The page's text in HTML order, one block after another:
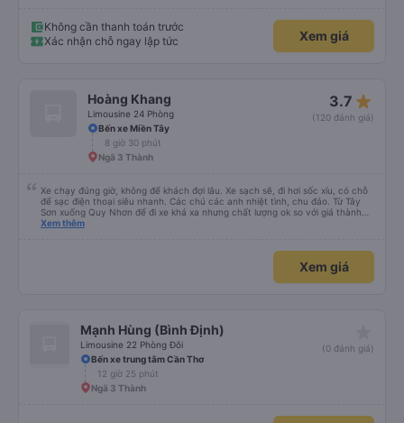
trung chuyển và lên xe lớn thì luôn hỗ trợ xách vali giùm tụi mình. Trên xe thì
có cả bánh và sữa miễn phí cho khách còn chuẩn bị cả thuốc say xe, dép,
mền, gối và đặc biệt là có gối ôm. Nchung là phải chấm nhà xe 10 sao mới
Không cần thanh toán trước
Xác nhận chỗ ngay lập tức
Xem giá
Hoàng Khang
Limousine 24 Phòng
3.7 star_rate
(120 đánh giá)
Bến xe Miền Tây
8 giờ 30 phút
Ngã 3 Thành
Xe chạy đúng giờ, không để khách đợi lâu. Xe sạch sẽ, đi hơi sốc xíu, có chỗ
để sạc điện thoại siêu nhanh. Các chú các anh nhiệt tình, chu đáo. Từ Tây
Sơn xuống Quy Nhơn để đi xe khá xa nhưng chất lượng ok so với giá thành
chung.
Xem thêm
Xem giá
Mạnh Hùng (Bình Định)
Limousine 22 Phòng Đôi
(0 đánh giá)
Bến xe trung tâm Cần Thơ
12 giờ 25 phút
Ngã 3 Thành